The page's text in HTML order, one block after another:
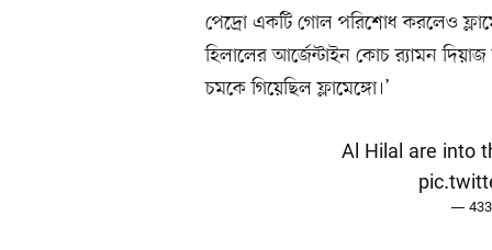
পেদ্রো একটি গোল পরিশোধ করলেও
হিলালের আর্জেন্টাইন কোচ র‌্যামন
চমকে গিয়েছিল ফ্লামেঙ্গো।’
Al Hilal are into the
— 433